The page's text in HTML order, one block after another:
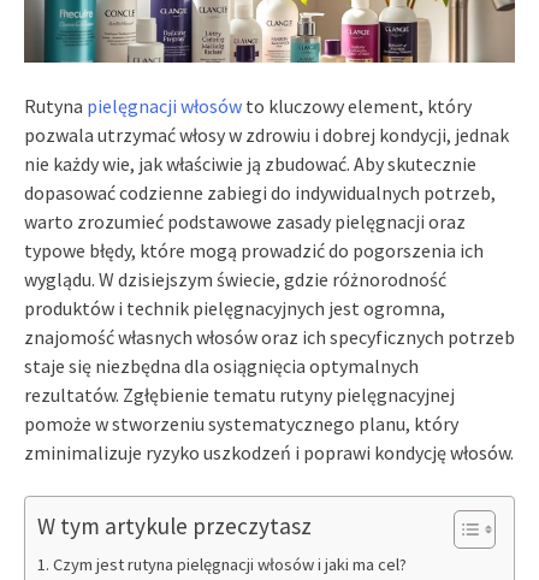
Rutyna pielęgnacji włosów to kluczowy element, który
pozwala utrzymać włosy w zdrowiu i dobrej kondycji, jednak
nie każdy wie, jak właściwie ją zbudować. Aby skutecznie
dopasować codzienne zabiegi do indywidualnych potrzeb,
warto zrozumieć podstawowe zasady pielęgnacji oraz
typowe błędy, które mogą prowadzić do pogorszenia ich
wyglądu. W dzisiejszym świecie, gdzie różnorodność
produktów i technik pielęgnacyjnych jest ogromna,
znajomość własnych włosów oraz ich specyficznych potrzeb
staje się niezbędna dla osiągnięcia optymalnych
rezultatów. Zgłębienie tematu rutyny pielęgnacyjnej
pomoże w stworzeniu systematycznego planu, który
zminimalizuje ryzyko uszkodzeń i poprawi kondycję włosów.
W tym artykule przeczytasz
Czym jest rutyna pielęgnacji włosów i jaki ma cel?